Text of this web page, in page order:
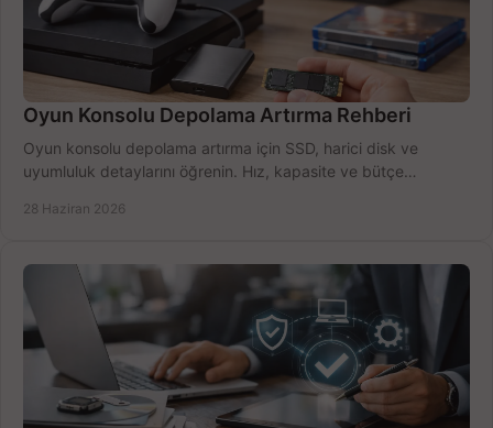
Oyun Konsolu Depolama Artırma Rehberi
Oyun konsolu depolama artırma için SSD, harici disk ve
uyumluluk detaylarını öğrenin. Hız, kapasite ve bütçe
28 Haziran 2026